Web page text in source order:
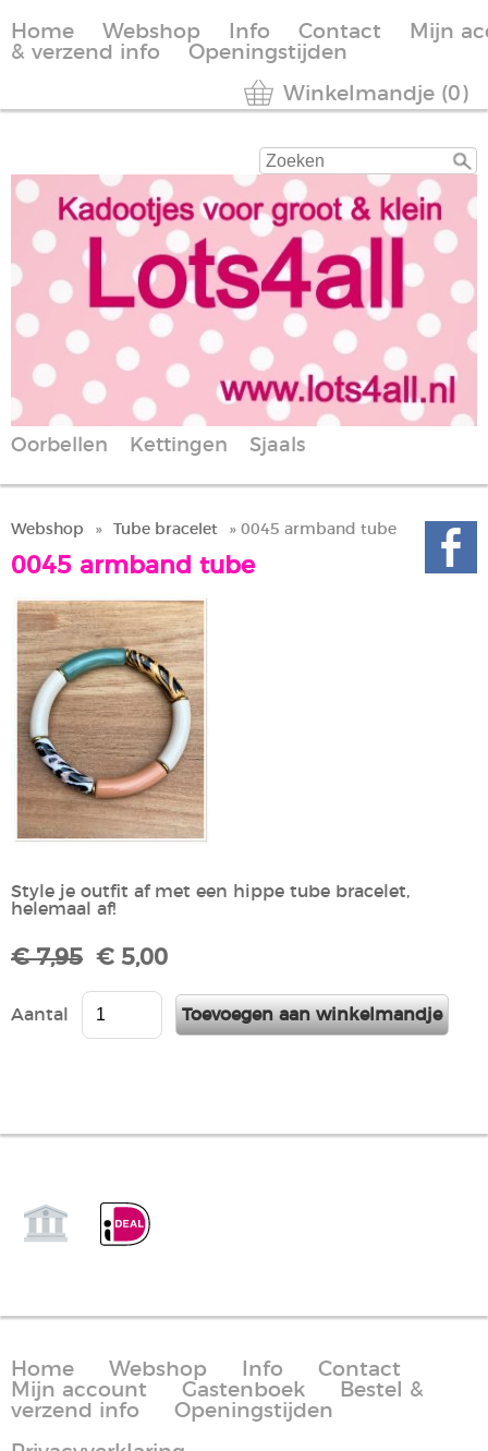
Home Webshop Info Contact
Mijn
& verzend info
Openingstijden
Winkelmandje (0)
Oorbellen Kettingen Sjaals
Webshop » Tube bracelet » 0045 armband tube
0045 armband tube
Style je outfit af met een hippe tube bracelet,
helemaal af!
€ 7,95 € 5,00
Aantal
Home Webshop Info
Contact
Mijn account
Gastenboek
Bestel &
verzend info
Openingstijden